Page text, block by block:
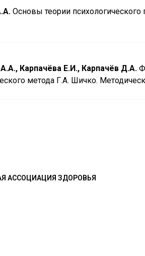
Основы теории
Карпачёва Е.И., Карпачёв Д.А.
метода Г.А. Шичко.
АССОЦИАЦИЯ ЗДОРОВЬЯ